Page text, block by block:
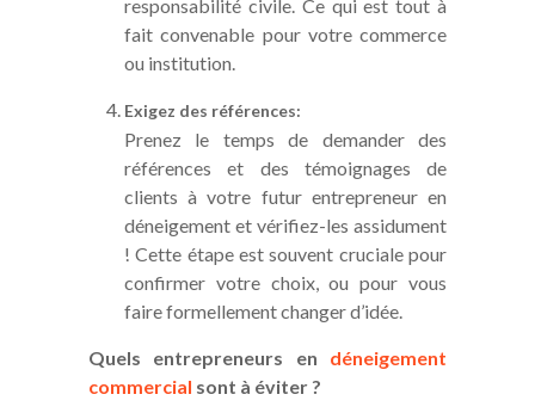
responsabilité civile. Ce qui est tout à
fait convenable pour votre commerce
ou institution.
Exigez des références:
Prenez le temps de demander des
références et des témoignages de
clients à votre futur entrepreneur en
déneigement et vérifiez-les assidument
! Cette étape est souvent cruciale pour
confirmer votre choix, ou pour vous
faire formellement changer d’idée.
Quels entrepreneurs en déneigement
commercial sont à éviter ?